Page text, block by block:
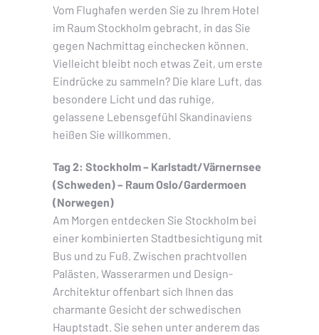
Vom Flughafen werden Sie zu Ihrem Hotel
im Raum Stockholm gebracht, in das Sie
gegen Nachmittag einchecken können.
Vielleicht bleibt noch etwas Zeit, um erste
Eindrücke zu sammeln? Die klare Luft, das
besondere Licht und das ruhige,
gelassene Lebensgefühl Skandinaviens
heißen Sie willkommen.
Tag 2: Stockholm – Karlstadt/Värnernsee
(Schweden) – Raum Oslo/Gardermoen
(Norwegen)
Am Morgen entdecken Sie Stockholm bei
einer kombinierten Stadtbesichtigung mit
Bus und zu Fuß. Zwischen prachtvollen
Palästen, Wasserarmen und Design-
Architektur offenbart sich Ihnen das
charmante Gesicht der schwedischen
Hauptstadt. Sie sehen unter anderem das